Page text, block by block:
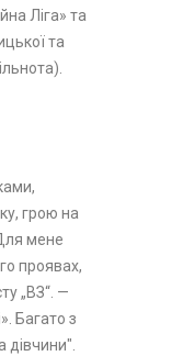
Ліга» та
та
грою на
мене
проявах,
„ВЗ“. —
Багато з
дівчини".